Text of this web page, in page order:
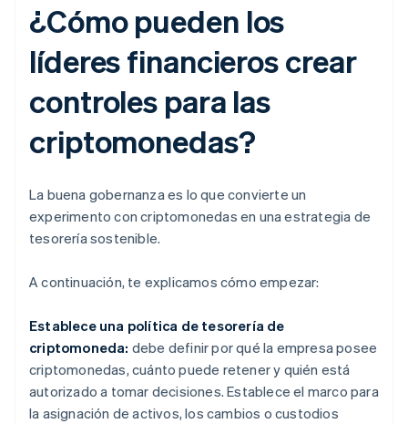
¿Cómo pueden los
líderes financieros crear
controles para las
criptomonedas?
La buena gobernanza es lo que convierte un
experimento con criptomonedas en una estrategia de
tesorería sostenible.
A continuación, te explicamos cómo empezar:
Establece una política de tesorería de
criptomoneda: debe definir por qué la empresa posee
criptomonedas, cuánto puede retener y quién está
autorizado a tomar decisiones. Establece el marco para
la asignación de activos, los cambios o custodios